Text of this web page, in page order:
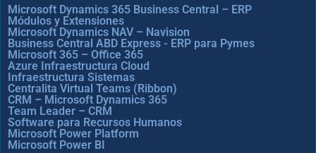
Microsoft Dynamics 365 Business Central – ERP
Módulos y Extensiones
Microsoft Dynamics NAV – Navision
Business Central ABD Express - ERP para Pymes
Microsoft 365 – Office 365
Azure Infraestructura Cloud
Infraestructura Sistemas
Centralita Virtual Teams (Ribbon)
CRM – Microsoft Dynamics 365
Team Leader – CRM
Software para Recursos Humanos
Microsoft Power Platform
Microsoft Power BI